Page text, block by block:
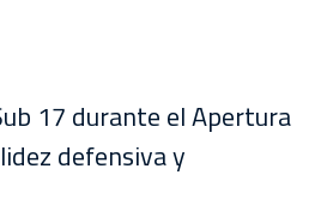
17 durante el Apertura
defensiva y